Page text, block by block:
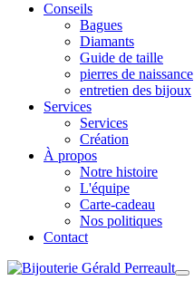
Conseils
Bagues
Diamants
Guide de taille
pierres de naissance
entretien des bijoux
Services
Services
Création
À propos
Notre histoire
L'équipe
Carte-cadeau
Nos politiques
Contact